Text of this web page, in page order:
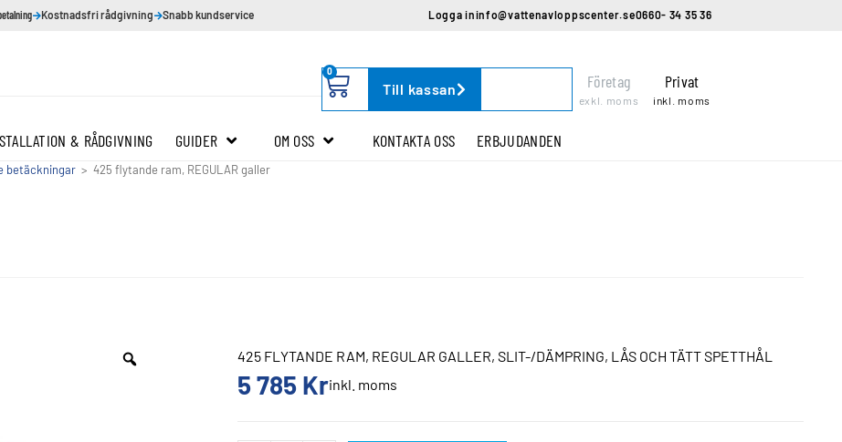
Kostnadsfri rådgivning Snabb kundservice Logga ininfo@vattenavloppscenter.se0660- 34 35 36
0
Till kassan Företag
exkl. moms
Privat
inkl. moms
& RÅDGIVNING GUIDER OM OSS KONTAKTA OSS ERBJUDANDEN
betäckningar > 425 flytande ram, REGULAR galler
425 FLYTANDE RAM, REGULAR GALLER, SLIT-/DÄMPRING, LÅS OCH TÄTT SPETTHÅL
5 785 Krinkl. moms